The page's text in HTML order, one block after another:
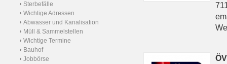
Sterbefälle
Wichtige Adressen
Abwasser und Kanalisation
Müll & Sammelstellen
Wichtige Termine
Bauhof
Jobbörse